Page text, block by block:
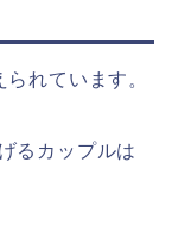
れています。
るカップルは